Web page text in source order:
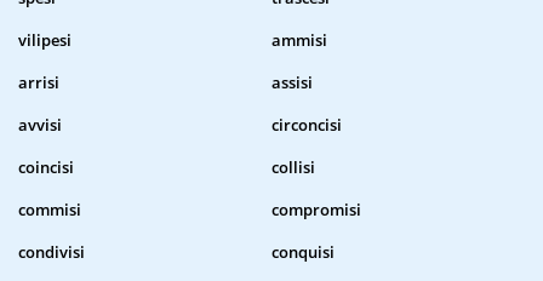
vilipesi
ammisi
arrisi
assisi
avvisi
circoncisi
coincisi
collisi
commisi
compromisi
condivisi
conquisi